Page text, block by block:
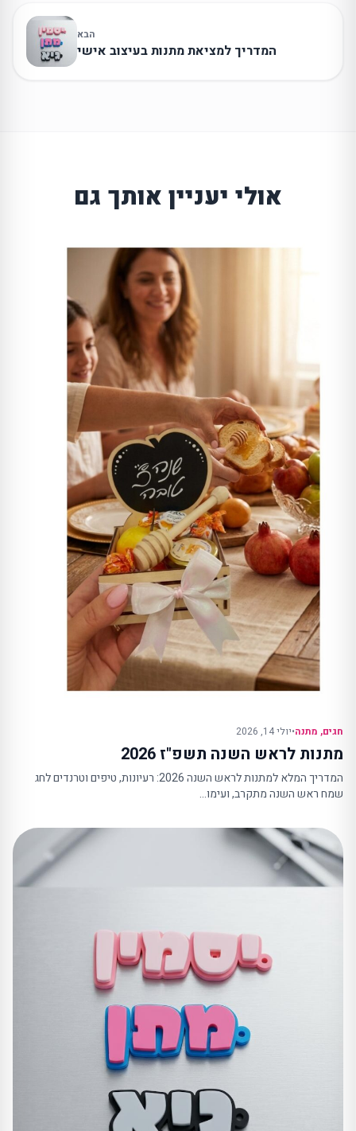
הבא
המדריך למציאת מתנות בעיצוב אישי
אולי יעניין אותך גם
חגים, מתנה•יולי 14, 2026
מתנות לראש השנה תשפ"ז 2026
המדריך המלא למתנות לראש השנה 2026: רעיונות, טיפים וטרנדים לחג
שמח ראש השנה מתקרב, ועימו…